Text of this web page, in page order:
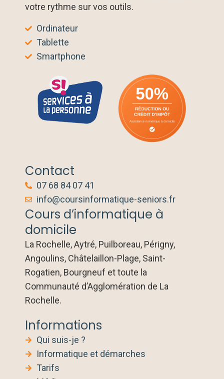
votre rythme sur vos outils.
Ordinateur
Tablette
Smartphone
Contact
07 68 84 07 41
info@coursinformatique-seniors.fr
Cours d’informatique à
domicile
La Rochelle, Aytré, Puilboreau, Périgny,
Angoulins, Châtelaillon-Plage, Saint-
Rogatien, Bourgneuf et toute la
Communauté d’Agglomération de La
Rochelle.
Informations
Qui suis-je ?
Informatique et démarches
Tarifs